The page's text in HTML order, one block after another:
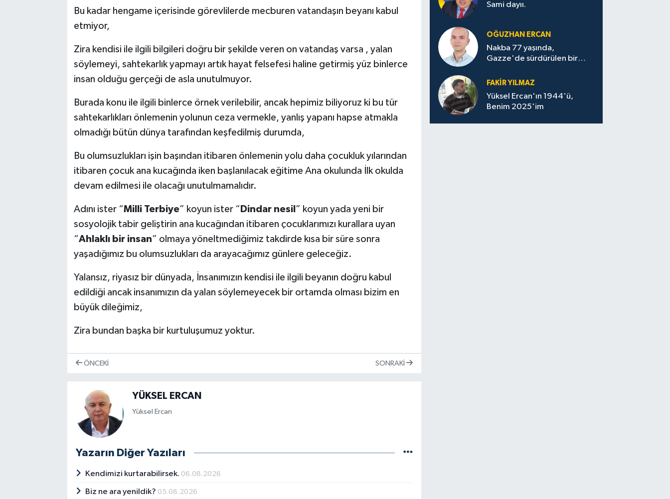
Bu kadar hengame içerisinde görevlilerde mecburen vatandaşın beyanı kabul
etmiyor,
Zira kendisi ile ilgili bilgileri doğru bir şekilde veren on vatandaş varsa , yalan
söylemeyi, sahtekarlık yapmayı artık hayat felsefesi haline getirmiş yüz binlerce
insan olduğu gerçeği de asla unutulmuyor.
Burada konu ile ilgili binlerce örnek verilebilir, ancak hepimiz biliyoruz ki bu tür
sahtekarlıkları önlemenin yolunun ceza vermekle, yanlış yapanı hapse atmakla
olmadığı bütün dünya tarafından keşfedilmiş durumda,
Bu olumsuzlukları işin başından itibaren önlemenin yolu daha çocukluk yılarından
itibaren çocuk ana kucağında iken başlanılacak eğitime Ana okulunda İlk okulda
devam edilmesi ile olacağı unutulmamalıdır.
Adını ister “Milli Terbiye” koyun ister “ Dindar nesil ” koyun yada yeni bir
sosyolojik tabir geliştirin ana kucağından itibaren çocuklarımızı kurallara uyan
“Ahlaklı bir insan” olmaya yöneltmediğimiz takdirde kısa bir süre sonra
yaşadığımız bu olumsuzlukları da arayacağımız günlere geleceğiz.
Yalansız, riyasız bir dünyada, İnsanımızın kendisi ile ilgili beyanın doğru kabul
edildiği ancak insanımızın da yalan söylemeyecek bir ortamda olması bizim en
büyük dileğimiz,
Zira bundan başka bir kurtuluşumuz yoktur.
ÖNCEKI SONRAKI
YÜKSEL ERCAN
Yüksel Ercan
Yazarın Diğer Yazıları
Kendimizi kurtarabilirsek. 06.08.2026
Biz ne ara yenildik? 05.08.2026
Sami dayıı.
OĞUZHAN ERCAN
Nakba 77 yaşında,
Gazze'de sürdürülen bir
FAKİR YILMAZ
Yüksel Ercan'ın 1944'ü,
Benim 2025'im